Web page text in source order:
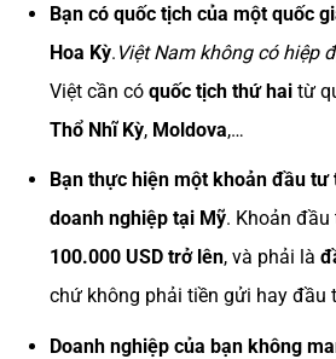
Bạn có quốc tịch của một quốc
Hoa Kỳ. Việt Nam không có hiệp
Việt cần có quốc tịch thứ haitừ
Thổ Nhĩ Kỳ, Moldova,…
Bạn thực hiện một khoản đầu
doanh nghiệp tại Mỹ. Khoản
100.000 USD trở lên, và phải là
chứ không phải tiền gửi hay đầu
Doanh nghiệp của bạn không